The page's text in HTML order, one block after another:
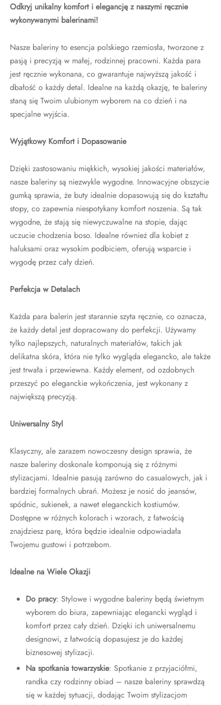
Odkryj unikalny komfort i elegancję z naszymi ręcznie
wykonywanymi balerinami!
Nasze baleriny to esencja polskiego rzemiosła, tworzone z
pasją i precyzją w małej, rodzinnej pracowni. Każda para
jest ręcznie wykonana, co gwarantuje najwyższą jakość i
dbałość o każdy detal. Idealne na każdą okazję, te baleriny
staną się Twoim ulubionym wyborem na co dzień i na
specjalne wyjścia.
Wyjątkowy Komfort i Dopasowanie
Dzięki zastosowaniu miękkich, wysokiej jakości materiałów,
nasze baleriny są niezwykle wygodne. Innowacyjne obszycie
gumką sprawia, że buty idealnie dopasowują się do kształtu
stopy, co zapewnia niespotykany komfort noszenia. Są tak
wygodne, że stają się niewyczuwalne na stopie, dając
uczucie chodzenia boso. Idealne również dla kobiet z
haluksami oraz wysokim podbiciem, oferują wsparcie i
wygodę przez cały dzień.
Perfekcja w Detalach
Każda para balerin jest starannie szyta ręcznie, co oznacza,
że każdy detal jest dopracowany do perfekcji. Używamy
tylko najlepszych, naturalnych materiałów, takich jak
delikatna skóra, która nie tylko wygląda elegancko, ale także
jest trwała i przewiewna. Każdy element, od ozdobnych
przeszyć po eleganckie wykończenia, jest wykonany z
największą precyzją.
Uniwersalny Styl
Klasyczny, ale zarazem nowoczesny design sprawia, że
nasze baleriny doskonale komponują się z różnymi
stylizacjami. Idealnie pasują zarówno do casualowych, jak i
bardziej formalnych ubrań. Możesz je nosić do jeansów,
spódnic, sukienek, a nawet eleganckich kostiumów.
Dostępne w różnych kolorach i wzorach, z łatwością
znajdziesz parę, która będzie idealnie odpowiadała
Twojemu gustowi i potrzebom.
Idealne na Wiele Okazji
Do pracy: Stylowe i wygodne baleriny będą świetnym
wyborem do biura, zapewniając elegancki wygląd i
komfort przez cały dzień. Dzięki ich uniwersalnemu
designowi, z łatwością dopasujesz je do każdej
biznesowej stylizacji.
Na spotkania towarzyskie: Spotkanie z przyjaciółmi,
randka czy rodzinny obiad – nasze baleriny sprawdzą
się w każdej sytuacji, dodając Twoim stylizacjom